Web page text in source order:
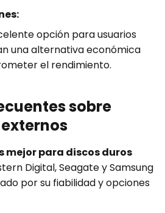
opción para usuarios
una alternativa económica
el rendimiento.
sobre
mejor para discos duros
Digital, Seagate y Samsung
por su fiabilidad y opciones